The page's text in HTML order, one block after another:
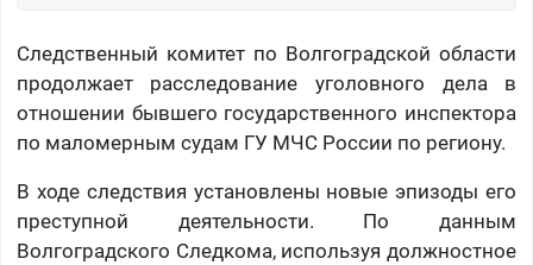
Следственный комитет по Волгоградской области
продолжает расследование уголовного дела в
отношении бывшего государственного инспектора
по маломерным судам ГУ МЧС России по региону.
В ходе следствия установлены новые эпизоды его
преступной деятельности. По данным
Волгоградского Следкома, используя должностное